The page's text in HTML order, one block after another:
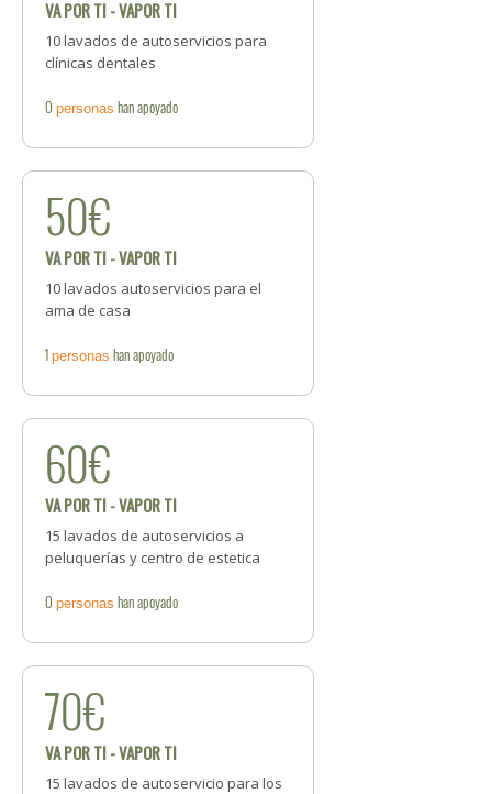
VA POR TI - VAPOR TI
10 lavados de autoservicios para
clínicas dentales
0 personas han apoyado
50€
VA POR TI - VAPOR TI
10 lavados autoservicios para el
ama de casa
1 personas han apoyado
60€
VA POR TI - VAPOR TI
15 lavados de autoservicios a
peluquerías y centro de estetica
0 personas han apoyado
70€
VA POR TI - VAPOR TI
15 lavados de autoservicio para los